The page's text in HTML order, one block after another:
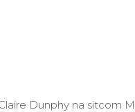
Dunphy na sitcom